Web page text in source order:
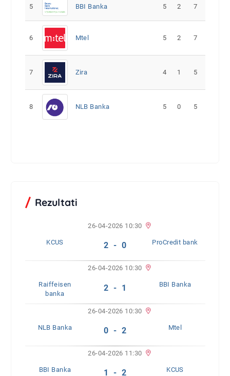
5 BBI Banka 5 2 7
6 Mtel 5 2 7
7 Zira 4 1 5
8 NLB Banka 5 0 5
Rezultati
26-04-2026 10:30
KCUS 2 - 0 ProCredit bank
26-04-2026 10:30
Raiffeisen
banka
2 - 1 BBI Banka
26-04-2026 10:30
NLB Banka 0 - 2 Mtel
26-04-2026 11:30
BBI Banka 1 - 2 KCUS